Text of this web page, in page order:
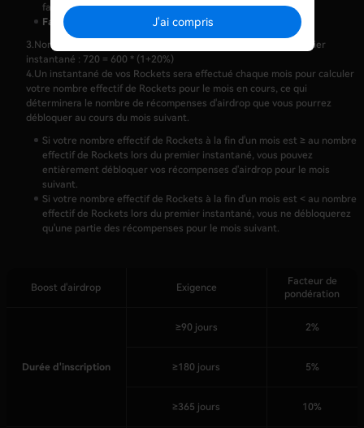
facteur de pondération de 10%.
Facteur de pondération final :20% (=5%+5%+10%)
3.Nombre effectif de Rockets de l'utilisateur A basé sur le premier
instantané : 720 = 600 * (1+20%)
4.Un instantané de vos Rockets sera effectué chaque mois pour calculer
votre nombre effectif de Rockets pour le mois en cours, ce qui
déterminera le nombre de récompenses d'airdrop que vous pourrez
débloquer au cours du mois suivant.
Si votre nombre effectif de Rockets à la fin d'un mois est ≥ au nombre
effectif de Rockets lors du premier instantané, vous pouvez
entièrement débloquer vos récompenses d'airdrop pour le mois
suivant.
Si votre nombre effectif de Rockets à la fin d'un mois est < au nombre
effectif de Rockets lors du premier instantané, vous ne débloquerez
qu'une partie des récompenses pour le mois suivant.
Boost d'airdrop Exigence
Facteur de
pondération
Durée d'inscription
≥90 jours 2%
≥180 jours 5%
≥365 jours 10%
J'ai compris